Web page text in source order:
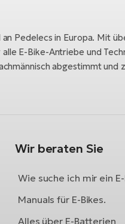
Pedelecs in Europa. Mit
E-Bike-Antriebe und
abgestimmt und
Wir beraten Sie
Wie suche ich mir ein E-
Manuals für E-Bikes.
Alles über E-Batterien